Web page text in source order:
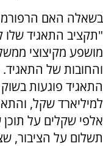
בשאלה האם
"תקציב התאגיד שלו
מושפע מקיצוצי
והחובות של
התאגיד פוגעות
למיליארד שקל,
אלפי שקלים על
תשלום על הציבור,